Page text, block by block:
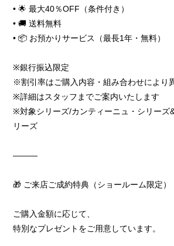
• 🌟 最大40％OFF（条件付き）
• 🚚 送料無料
• 📦 お預かりサービス（最長1年・無料）
※銀行振込限定
※割引率はご購入内容・組み合わせにより
※詳細はスタッフまでご案内いたします
※対象シリーズ/カンティーニュ・シリーズ
リーズ
―――
🎁 ご来店ご成約特典（ショールーム限定）
ご購入金額に応じて、
特別なプレゼントをご用意しています。